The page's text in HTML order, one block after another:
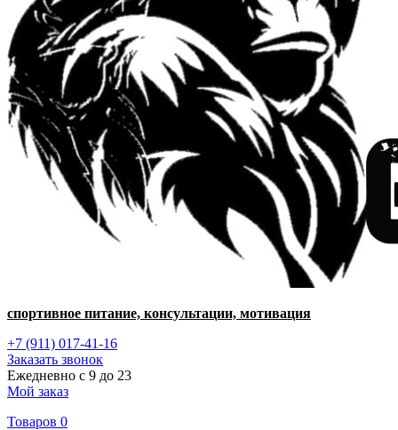
спортивное питание, консультации, мотивация
+7 (911) 017-41-16
Заказать звонок
Ежедневно с 9 до 23
Мой заказ
Товаров 0